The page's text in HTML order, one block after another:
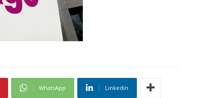
WhatsApp Linkedin